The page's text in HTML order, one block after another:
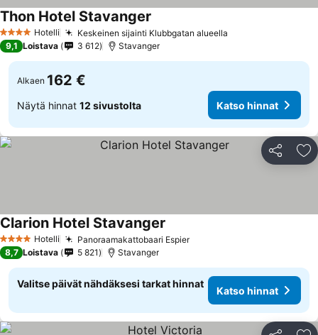
4 Tähtiluokitus
Hotelli Keskeinen sijainti Klubbgatan alueella
Thon Hotel Stavanger
9,1 Loistava 3 612 Stavanger
Alkaen 162 €
Näytä hinnat 12 sivustolta Katso hinnat
Jaa
4 Tähtiluokitus
Hotelli Panoraamakattobaari EspierKatso hinnat
Clarion Hotel Stavanger
8,7 Loistava 5 821 Stavanger
Valitse päivät nähdäksesi tarkat hinnat
Katso hinnat